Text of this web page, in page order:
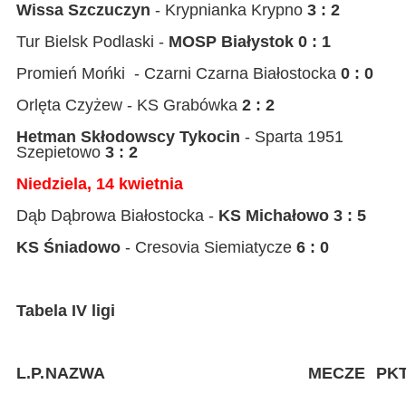
Wissa Szczuczyn - Krypnianka Krypno3 : 2
Tur Bielsk Podlaski - MOSP Białystok 0 : 1
Promień Mońki - Czarni Czarna Białostocka 0 : 0
Orlęta Czyżew - KS Grabówka 2 : 2
Hetman Skłodowscy Tykocin - Sparta 1951
Szepietowo 3 : 2
Niedziela, 14 kwietnia
Dąb Dąbrowa Białostocka - KS Michałowo 3 : 5
KS Śniadowo- Cresovia Siemiatycze 6 : 0
Tabela IV ligi
L.P.NAZWA MECZE